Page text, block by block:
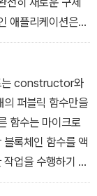
애플리케이션은
시트값, 발생한 이
한다.
는 constructor와
의 퍼블릭 함수만을
함수는 마이크로
록체인 함수를 액
업을 수행하기 위
트랙트는 블록체인